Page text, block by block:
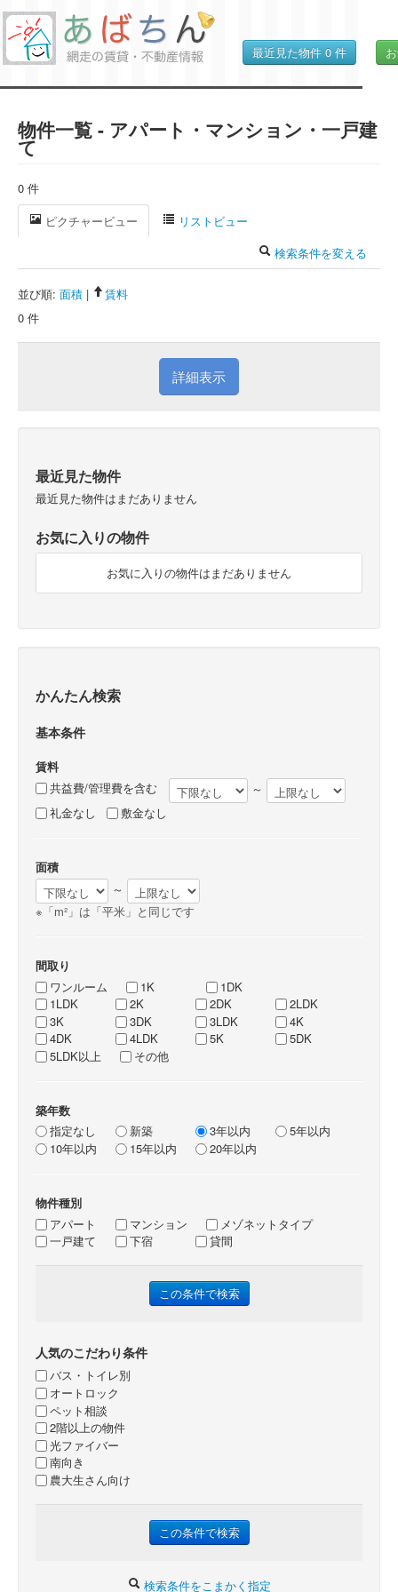
最近見た物件 0 件
物件一覧 - アパート・マンション・一戸建
て
0 件
ピクチャービュー
リストビュー
検索条件を変える
並び順: 面積 |
賃料
0 件
詳細表示
最近見た物件
最近見た物件はまだありません
お気に入りの物件
お気に入りの物件はまだありません
かんたん検索
基本条件
賃料
～
共益費/管理費を含む
礼金なし
敷金なし
面積
～
※「m²」は「平米」と同じです
間取り
ワンルーム
1K
1DK
1LDK
2K 2DK
2LDK
3K
3DK 3LDK
4K
4DK
4LDK 5K
5DK
5LDK以上
その他
築年数
指定なし
新築 3年以内
5年以内
10年以内
15年以内 20年以内
物件種別
アパート
マンション
メゾネットタイプ
一戸建て
下宿 貸間
人気のこだわり条件
バス・トイレ別
オートロック
ペット相談
2階以上の物件
光ファイバー
南向き
農大生さん向け
検索条件をこまかく指定